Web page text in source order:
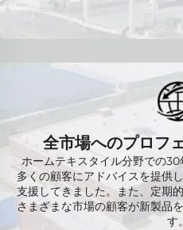
全市場へのプロフ
ホームテキスタイル分野での
多くの顧客にアドバイスを提供
支援してきました。また、定期
さまざまな市場の顧客が新製品
す。